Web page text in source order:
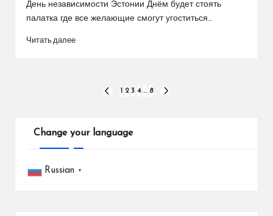
День независимости Эстонии Днём будет стоять
палатка где все желающие смогут угоститься…
Читать далее
ПагинацияПРЕДЫДУЩАЯ
2 3 4 … 8
Change your language
Russian ▼